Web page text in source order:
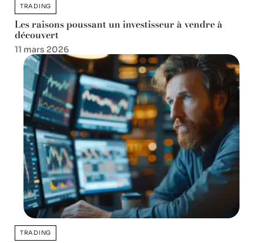
TRADING
Les raisons poussant un investisseur à vendre à
découvert
11 mars 2026
TRADING